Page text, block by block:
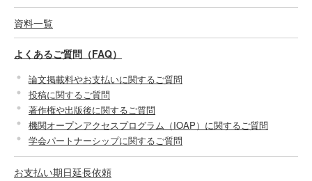
資料一覧
よくあるご質問（FAQ）
論文掲載料やお支払いに関するご質問
投稿に関するご質問
著作権や出版後に関するご質問
機関オープンアクセスプログラム（IOAP）に関するご質問
学会パートナーシップに関するご質問
お支払い期日延長依頼